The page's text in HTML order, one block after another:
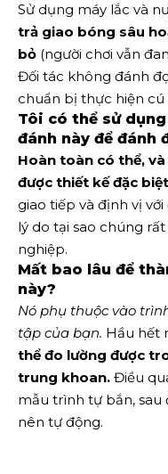
Sử dụng máy lắc và
trả giao bóng sâu
bỏ (người chơi vẫn
Đối tác không đánh
chuẩn bị thực hiện cú
Tôi có thể sử
đánh này để đánh
Hoàn toàn có thể,
được thiết kế đặc
giao tiếp và định vị
lý do tại sao chúng
nghiệp.
Mất bao lâu để
này?
Nó phụ thuộc vào
tập của bạn. Hầu hết
thể đo lường được
trung khoan. Điều
mẫu trình tự bắn, sau
nên tự động.